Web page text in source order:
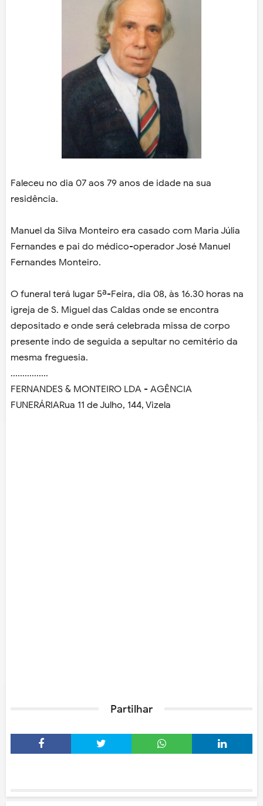
Faleceu no dia 07 aos 79 anos de idade na sua
residência.
Manuel da Silva Monteiro era casado com Maria Júlia
Fernandes e pai do médico-operador José Manuel
Fernandes Monteiro.
O funeral terá lugar 5ª-Feira, dia 08, às 16.30 horas na
igreja de S. Miguel das Caldas onde se encontra
depositado e onde será celebrada missa de corpo
presente indo de seguida a sepultar no cemitério da
mesma freguesia.
................
FERNANDES & MONTEIRO LDA - AGÊNCIA
FUNERÁRIARua 11 de Julho, 144, Vizela
Partilhar